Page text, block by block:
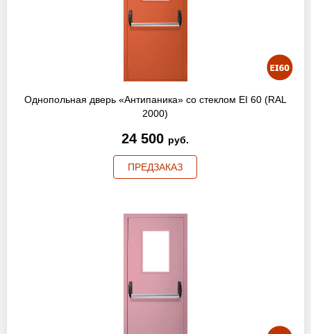
Однопольная дверь «Антипаника» со стеклом EI 60 (RAL
2000)
24 500 руб.
ПРЕДЗАКАЗ